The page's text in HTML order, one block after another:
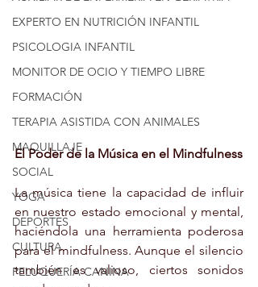
EXPERTO EN NUTRICIÓN INFANTIL
PSICOLOGIA INFANTIL
MONITOR DE OCIO Y TIEMPO LIBRE
FORMACIÓN
TERAPIA ASISTIDA CON ANIMALES
MAQUILLAJE
SOCIAL
YOGA
DEPORTES
CULTURA
PELUQUERÍA CANINA
El Poder de la Música en el Mindfulness
La música tiene la capacidad de influir
en nuestro estado emocional y mental,
haciéndola una herramienta poderosa
para el mindfulness. Aunque el silencio
también es valioso, ciertos sonidos